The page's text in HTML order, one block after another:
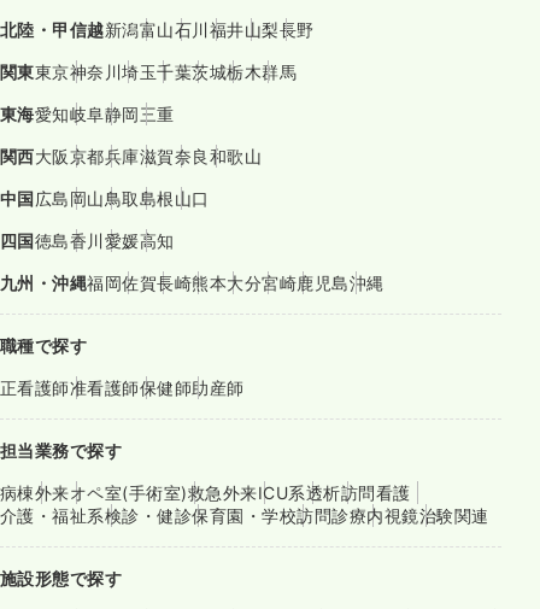
北陸・甲信越新潟富山石川福井山梨長野
関東東京神奈川埼玉千葉茨城栃木群馬
東海愛知岐阜静岡三重
関西大阪京都兵庫滋賀奈良和歌山
中国広島岡山鳥取島根山口
四国徳島香川愛媛高知
九州・沖縄福岡佐賀長崎熊本大分宮崎鹿児島沖縄
職種で探す
正看護師准看護師保健師助産師
担当業務で探す
病棟外来オペ室(手術室)救急外来ICU系透析訪問看護
介護・福祉系検診・健診保育園・学校訪問診療内視鏡治験関連
施設形態で探す